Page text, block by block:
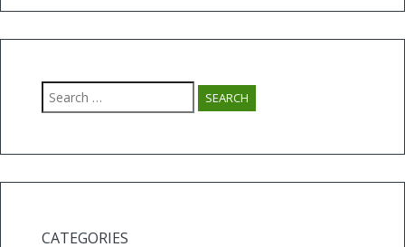
Search
for:
CATEGORIES